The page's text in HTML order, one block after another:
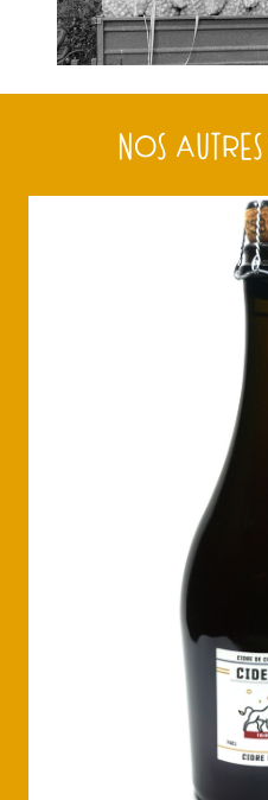
NOS AUTRES